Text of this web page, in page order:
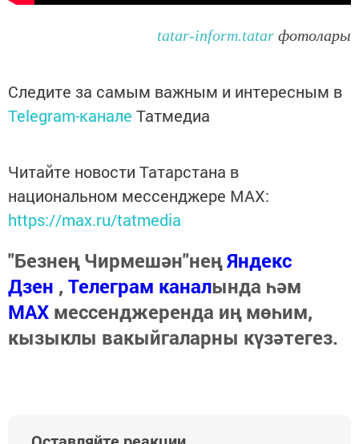
tatar-inform.tatar фотолары
Следите за самым важным и интересным в
Telegram-канале Татмедиа
Читайте новости Татарстана в
национальном мессенджере MАХ:
https://max.ru/tatmedia
"Безнең Чирмешән"неңЯндекс
Дзен , Телеграм каналында һәм
МАХ мессенджеренда иң мөһим,
кызыклы вакыйгаларны күзәтегез.